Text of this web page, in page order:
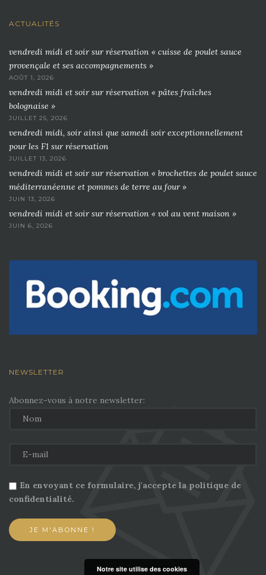
ACTUALITÉS
vendredi midi et soir sur réservation « cuisse de poulet sauce
provençale et ses accompagnements »
AOÛT 1, 2026
vendredi midi et soir sur réservation « pâtes fraîches
bolognaise »
JUILLET 25, 2026
vendredi midi, soir ainsi que samedi soir exceptionnellement
pour les F1 sur réservation
JUILLET 13, 2026
vendredi midi et soir sur réservation « brochettes de poulet sauce
méditerranéenne et pommes de terre au four »
JUIN 13, 2026
vendredi midi et soir sur réservation « vol au vent maison »
JUIN 6, 2026
NEWSLETTER
Abonnez-vous à notre newsletter:
En envoyant ce formulaire, j'accepte la politique de
confidentialité.
Notre site utilise des cookies